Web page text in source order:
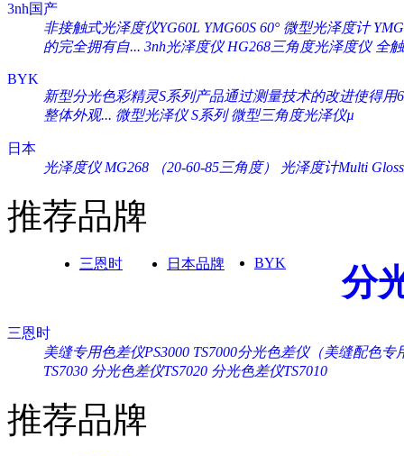
3nh国产
非接触式光泽度仪YG60L YMG60S 60° 微型光泽度计
的完全拥有自... 3nh光泽度仪 HG268三角度光泽度仪 全
BYK
新型分光色彩精灵S系列产品通过测量技术的改进使得用
整体外观... 微型光泽仪 S系列 微型三角度光泽仪µ
日本
光泽度仪 MG268 （20-60-85三角度）
光泽度计Multi
推荐品牌
三恩时 日本品牌 BYK 分
三恩时
美缝专用色差仪PS3000 TS7000分光色差仪（美缝配色专
TS7030 分光色差仪TS7020 分光色差仪TS7010
推荐品牌